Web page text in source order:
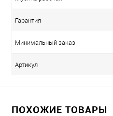
Гарантия
Минимальный заказ
Артикул
ПОХОЖИЕ ТОВАРЫ